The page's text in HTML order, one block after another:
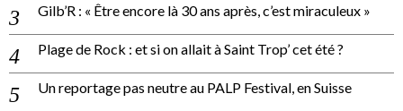
Gilb’R : « Être encore là 30 ans après, c’est miraculeux »
Plage de Rock : et si on allait à Saint Trop’ cet été ?
Un reportage pas neutre au PALP Festival, en Suisse